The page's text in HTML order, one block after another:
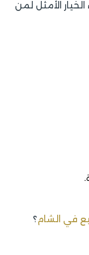
الأمثل لمن
في الشام؟